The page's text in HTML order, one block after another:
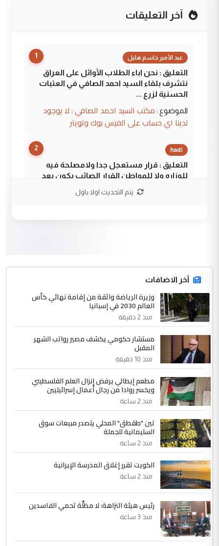
آخر التعليقات
1 عبد الأمير جاسم هليل
التعليق : نحن اباء الطلاب الأوائل على العراق
نتشرف بلقاء السيد احمد الصافي في العتبات
الحسنية لزرع ...
الموضوع : مكتب السيد احمد الصافي : لا يوجود
لدينا اي حساب على الفيس بوك وتويتر
2 hadi
التعليق : قرار مستعجل جدا ولامصلحة فيه
للوزاره ولا للمواطن القرار الصائب يكون بعد
جنسية الرافد الثالث للعراق ومن اصول عريقة
ابا فرات ...
الموضوع :
الجواهري يرد على صدام حسين سل
مضجعيك يابن الزنا (نص كامل)
سردار
التعليق : واحد من عصابة علي ماما يسقط
جنسية الرافد الثالث للعراق ومن اصول عريقة
ابا فرات ...
الموضوع :
الجواهري يرد على صدام حسين سل
مضجعيك يابن الزنا (نص كامل)
حيدر عاشور
التعليق : تحياتي لك استاذ حامدتركان. كلام
دقيق ومسؤول؛ فالاستثمار الحقيقي للإنسان
وثروات البلد يعتمد على الكفاءة ...
الموضوع :
بين الإهمال واغتصاب الأرض.. بلاد
الرافدين تعاني الجفاف والتصحر!!
يتم التحديث اولا باول
آخر الاضافات
وزيرة الرياضة واثقة من إقامة نهائي كأس
العالم 2030 في إسبانيا
منذ 2 دقيقة
مستشار حكومي يكشف مصير رواتب الشهر
المقبل
منذ 10 دقيقة
مطعم إيطالي يرفض إنزال العلم الفلسطيني
ويخسر روادا من رجال أعمال إسرائيليين
منذ 2 ساعة
تين "طقطق" المحلي يتصدر مبيعات سوق
السليمانية للجملة
منذ 2 ساعة
الكويت تقرر إغلاق المدرسة الإيرانية
منذ 2 ساعة
رئيس هيئة النزاهة: لا مظلَّة تحمي الفاسدين
منذ 3 ساعة